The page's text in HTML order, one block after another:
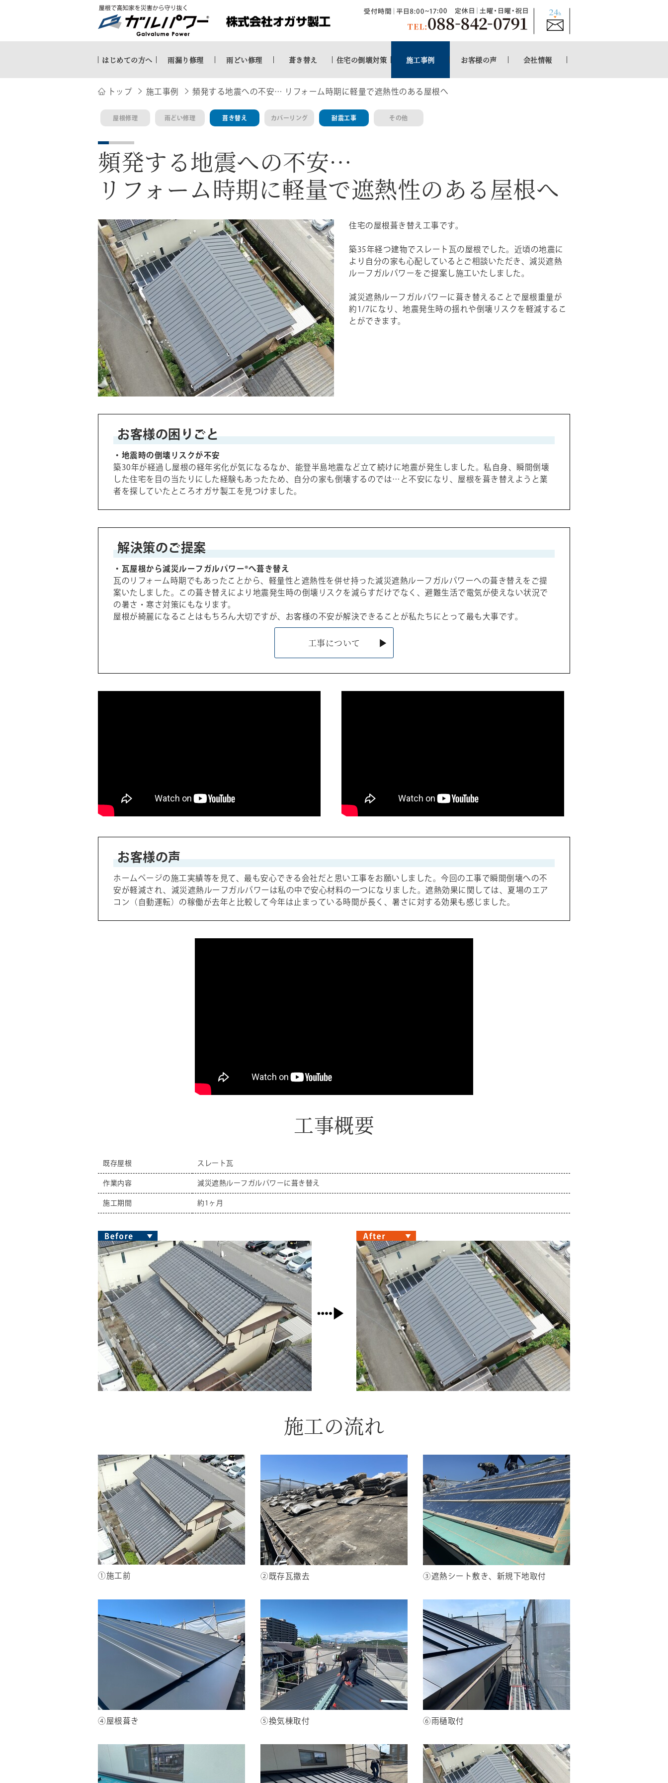
はじめての方へ 雨漏り修理 雨どい修理 葺き替え 住宅の倒壊対策 施工事例 お客様の声 会社情報
トップ 施工事例 頻発する地震への不安… リフォーム時期に軽量で遮熱性のある屋根へ
屋根修理 雨どい修理 葺き替え カバーリング 耐震工事 その他
頻発する地震への不安…
リフォーム時期に軽量で遮熱性のある屋根へ
住宅の屋根葺き替え工事です。
築35年経つ建物でスレート瓦の屋根でした。近頃の地震に
より自分の家も心配しているとご相談いただき、減災遮熱
ルーフガルパワーをご提案し施工いたしました。
減災遮熱ルーフガルパワーに葺き替えることで屋根重量が
約1/7になり、地震発生時の揺れや倒壊リスクを軽減するこ
とができます。
お客様の困りごと
・地震時の倒壊リスクが不安
築30年が経過し屋根の経年劣化が気になるなか、能登半島地震など立て続けに地震が発生しました。私自身、瞬間倒壊
した住宅を目の当たりにした経験もあったため、自分の家も倒壊するのでは…と不安になり、屋根を葺き替えようと業
者を探していたところオガサ製工を見つけました。
解決策のご提案
・瓦屋根から減災ルーフガルパワー®へ葺き替え
瓦のリフォーム時期でもあったことから、軽量性と遮熱性を併せ持った減災遮熱ルーフガルパワーへの葺き替えをご提
案いたしました。この葺き替えにより地震発生時の倒壊リスクを減らすだけでなく、避難生活で電気が使えない状況で
の暑さ・寒さ対策にもなります。
屋根が綺麗になることはもちろん大切ですが、お客様の不安が解決できることが私たちにとって最も大事です。
工事について
お客様の声
ホームページの施工実績等を見て、最も安心できる会社だと思い工事をお願いしました。今回の工事で瞬間倒壊への不
安が軽減され、減災遮熱ルーフガルパワーは私の中で安心材料の一つになりました。遮熱効果に関しては、夏場のエア
コン（自動運転）の稼働が去年と比較して今年は止まっている時間が長く、暑さに対する効果も感じました。
工事概要
既存屋根 スレート瓦
作業内容 減災遮熱ルーフガルパワーに葺き替え
施工期間 約1ヶ月
施工の流れ
①施工前 ②既存瓦撤去 ③遮熱シート敷き、新規下地取付
④屋根葺き ⑤換気棟取付 ⑥雨樋取付